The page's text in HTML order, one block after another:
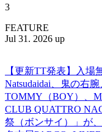
3
FEATURE
Jul 31. 2026 up
【更新TT発表】入場
Natsudaidai、鬼の右
TOMMY（BOY）、
CLUB QUATTRO
祭（ボンサイ）」が、